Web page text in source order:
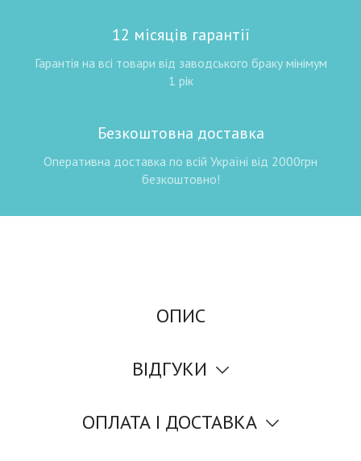
12 місяців гарантії
Гарантія на всі товари від заводського браку мінімум
1 рік
Безкоштовна доставка
Оперативна доставка по всій Україні від 2000грн
безкоштовно!
ОПИС
ВІДГУКИ
ОПЛАТА І ДОСТАВКА